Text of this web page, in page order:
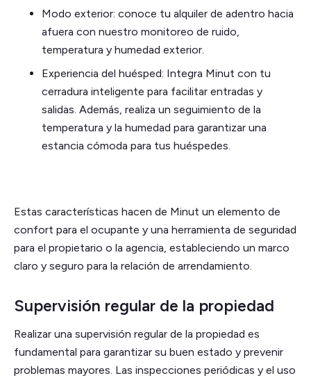
Modo exterior: conoce tu alquiler de adentro hacia
afuera con nuestro monitoreo de ruido,
temperatura y humedad exterior.
Experiencia del huésped: Integra Minut con tu
cerradura inteligente para facilitar entradas y
salidas. Además, realiza un seguimiento de la
temperatura y la humedad para garantizar una
estancia cómoda para tus huéspedes.
Estas características hacen de Minut un elemento de
confort para el ocupante y una herramienta de seguridad
para el propietario o la agencia, estableciendo un marco
claro y seguro para la relación de arrendamiento.
Supervisión regular de la propiedad
Realizar una supervisión regular de la propiedad es
fundamental para garantizar su buen estado y prevenir
problemas mayores. Las inspecciones periódicas y el uso